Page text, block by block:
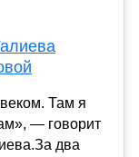
Там я
— говорит
два